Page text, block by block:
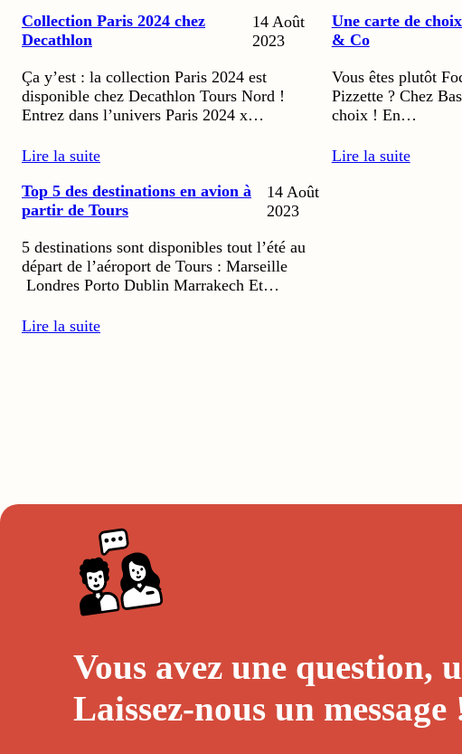
Collection Paris 2024 chez
Decathlon
14 Août
2023
Ça y’est : la collection Paris 2024 est
disponible chez Decathlon Tours Nord !
Entrez dans l’univers Paris 2024 x…
Lire la suite
Une carte de
& Co
Vous êtes plutôt
Pizzette ? Chez
choix ! En…
Lire la suite
Top 5 des destinations en avion à
partir de Tours
14 Août
2023
5 destinations sont disponibles tout l’été au
départ de l’aéroport de Tours : Marseille
Londres Porto Dublin Marrakech Et…
Lire la suite
Vous avez une question,
Laissez-nous un message